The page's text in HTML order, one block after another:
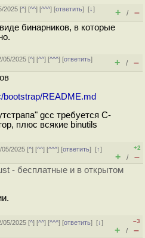
2025 [^] [^^] [^^^] [ответить][↓]
+ / –
бинарников, в которые
05/2025 [^] [^^] [^^^] [ответить]
+ / –
bootstrap/README.md
gcc требуется С-
плюс всякие binutils
05/2025 [^] [^^] [^^^] [ответить][↑]
+2
+ / –
- бесплатные и в открытом
05/2025 [^] [^^] [^^^] [ответить][↓]
–3
+ / –